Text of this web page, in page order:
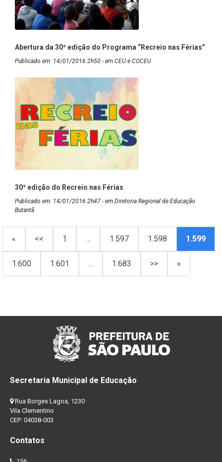
Abertura da 30ª edição do Programa “Recreio nas Férias”
Publicado em: 14/01/2016 2h50 - em CEU e COCEU
30ª edição do Recreio nas Férias
Publicado em: 14/01/2016 2h47 - em Diretoria Regional de Educação
Butantã
« << 1 … 1.597 1.598 1.599
1.600 1.601 … 1.683 >> »
Secretaria Municipal de Educação
Rua Borges Lagoa, 1230
Vila Clementino
CEP: 04038-003
Contatos